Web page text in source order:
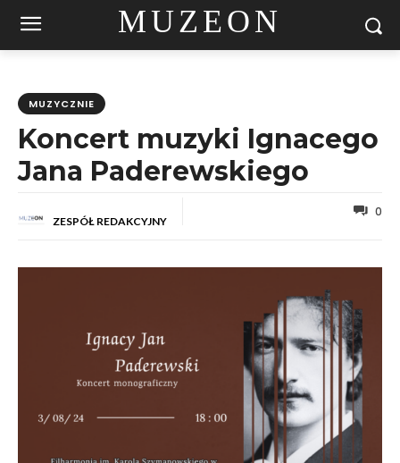
MUZEON
MUZYCZNIE
Koncert muzyki Ignacego
Jana Paderewskiego
ZESPÓŁ REDAKCYJNY
0